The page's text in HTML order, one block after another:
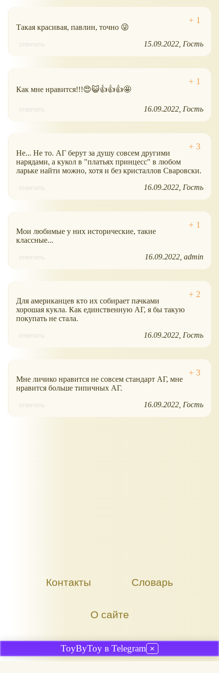
Такая красивая, павлин, точно 😜
ответить 15.09.2022 Гость
Как мне нравится!!!😍😺👍👍👍🤩
ответить 16.09.2022 Гость
Не... Не то. АГ берут за душу совсем другими
нарядами, а кукол в "платьях принцесс" в любом
ларьке найти можно, хотя и без кристаллов Сваровски.
ответить 16.09.2022 Гость
Мои любимые у них исторические, такие
классные...
ответить 16.09.2022 admin
Для американцев кто их собирает пачками
хорошая кукла. Как единственную АГ, я бы такую
покупать не стала.
ответить 16.09.2022 Гость
Мне личико нравится не совсем стандарт АГ, мне
нравится больше типичных АГ.
ответить 16.09.2022 Гость
Контакты Словарь
О сайте
ToyByToy в Telegram ✕